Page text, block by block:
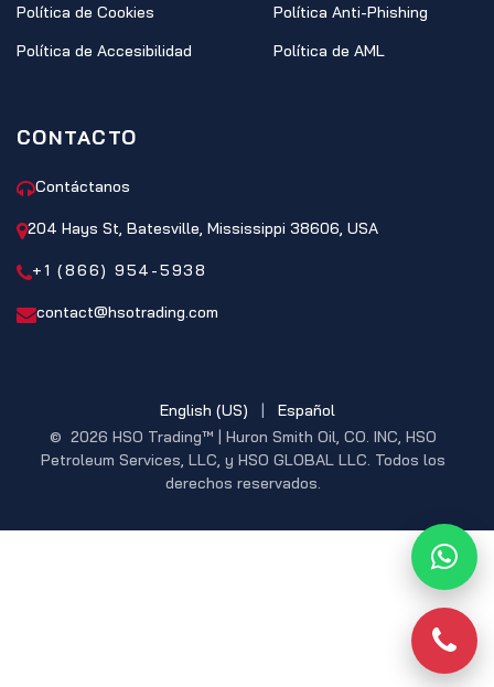
Política de Cookies
Política de Accesibilidad
Política Anti-Phishing
Política de AML
CONTACTO
Contáctanos
204 Hays St, Batesville, Mississippi 38606, USA
+1 (866) 954-5938
contact@hsotrading.com
© 2026 HSO Trading™ | Huron Smith Oil, CO. INC, HSO
Petroleum Services, LLC, y HSO GLOBAL LLC. Todos los
derechos reservados.
English (US) | Español